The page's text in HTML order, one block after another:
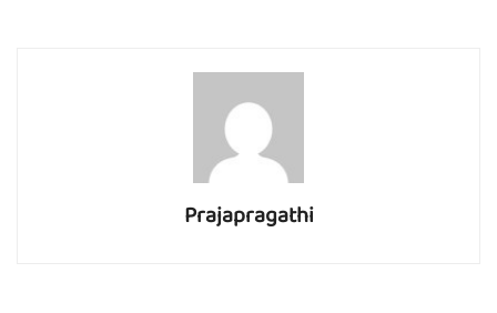
Prajapragathi